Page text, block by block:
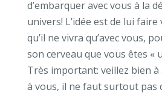
d’embarquer avec vous à la
univers! L’idée est de lui faire
qu’il ne vivra qu’avec vous,
son cerveau que vous êtes «
Très important: veillez bien
à vous, il ne faut surtout pas